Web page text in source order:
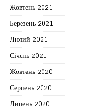
Жовтень 2021
Березень 2021
Лютий 2021
Січень 2021
Жовтень 2020
Серпень 2020
Липень 2020